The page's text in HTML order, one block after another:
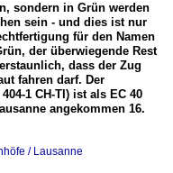
sondern in Grün werden
sein - und dies ist nur
für den Namen
der überwiegende Rest
dass der Zug
fahren darf. Der
1 CH-TI) ist als EC 40
angekommen 16.
/ Lausanne